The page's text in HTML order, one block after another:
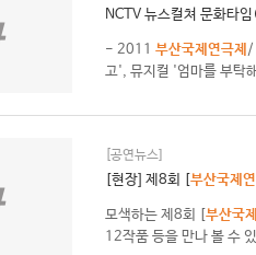
NCTV 뉴스컬쳐 문화타
- 2011 부산국제연극제 /
고', 뮤지컬 '엄마를 부탁
[공연뉴스]
[현장] 제8회 [ 부산국제
모색하는 제8회 [ 부산국
12작품 등을 만나 볼 수